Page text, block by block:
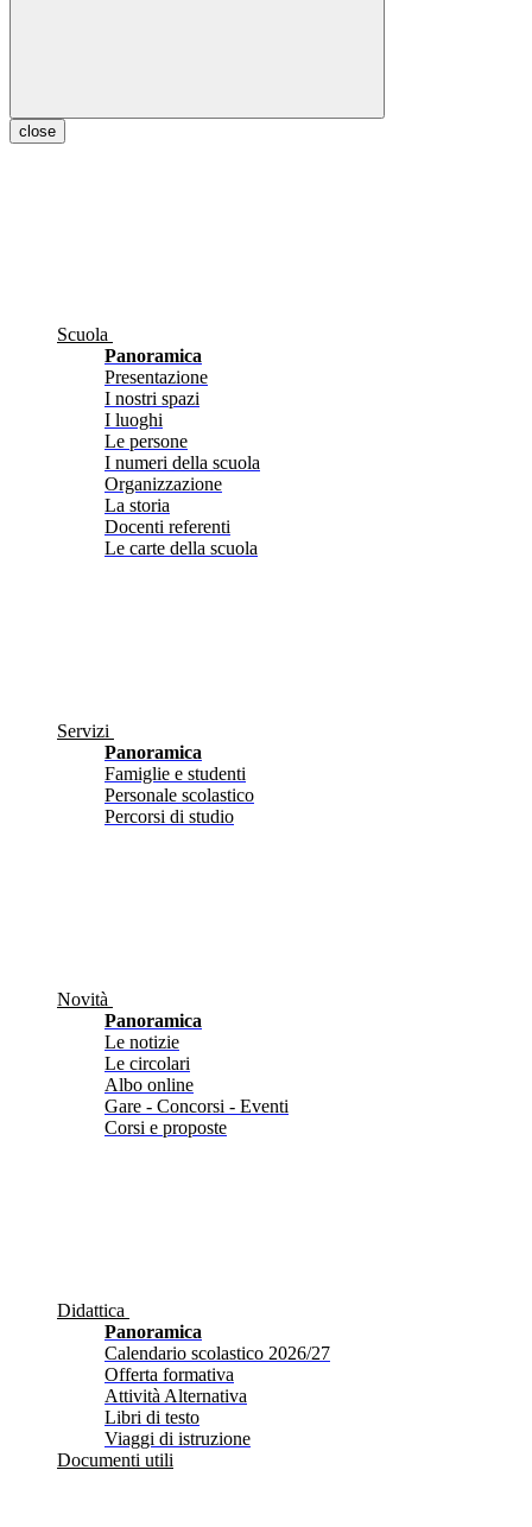
close
Scuola
Panoramica
Presentazione
I nostri spazi
I luoghi
Le persone
I numeri della scuola
Organizzazione
La storia
Docenti referenti
Le carte della scuola
Servizi
Panoramica
Famiglie e studenti
Personale scolastico
Percorsi di studio
Novità
Panoramica
Le notizie
Le circolari
Albo online
Gare - Concorsi - Eventi
Corsi e proposte
Didattica
Panoramica
Calendario scolastico 2026/27
Offerta formativa
Attività Alternativa
Libri di testo
Viaggi di istruzione
Documenti utili